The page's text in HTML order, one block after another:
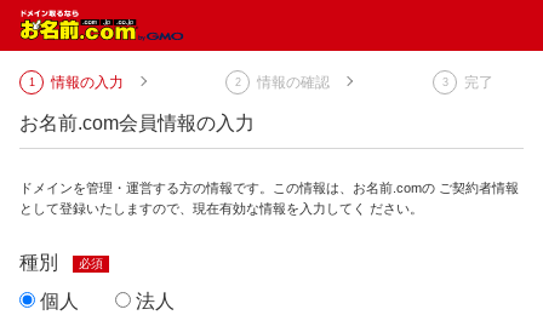
情報の入力 情報の確認 完了
お名前.com会員情報の入力
ドメインを管理・運営する方の情報です。この情報は、お名前.comの ご契約者情報
として登録いたしますので、現在有効な情報を入力してく ださい。
種別 必須
個人 法人